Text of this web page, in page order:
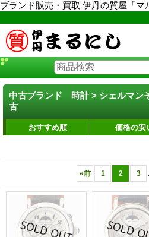
ブランド販売・買取 伊丹の質屋「マ
中古ブランド 時計 > シェルマン
古
おすすめ順 価格の安
«前 1 2 3